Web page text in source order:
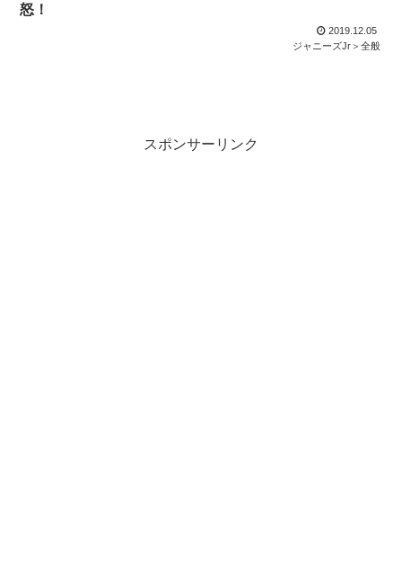
怒！
2019.12.05
ジャニーズJr＞全般
スポンサーリンク